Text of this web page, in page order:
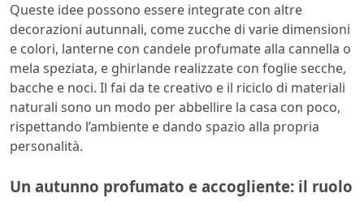
Queste idee possono essere integrate con altre
decorazioni autunnali, come zucche di varie dimensioni
e colori, lanterne con candele profumate alla cannella o
mela speziata, e ghirlande realizzate con foglie secche,
bacche e noci. Il fai da te creativo e il riciclo di materiali
naturali sono un modo per abbellire la casa con poco,
rispettando l’ambiente e dando spazio alla propria
personalità.
Un autunno profumato e accogliente: il ruolo